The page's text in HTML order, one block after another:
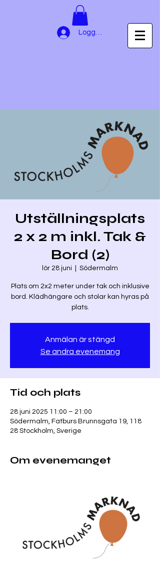
Logga in
Utställningsplats
2 x 2 m inkl. Tak &
Bord (2)
lör 28 juni Södermalm
Plats om 2x2 meter under tak och inklusive
bord. Klädhängare och stolar kan hyras på
plats.
Anmälan är stängd
Se andra evenemang
Tid och plats
28 juni 2025 11:00 – 21:00
Södermalm, Fatburs Brunnsgata 19, 118
28 Stockholm, Sverige
Om evenemanget